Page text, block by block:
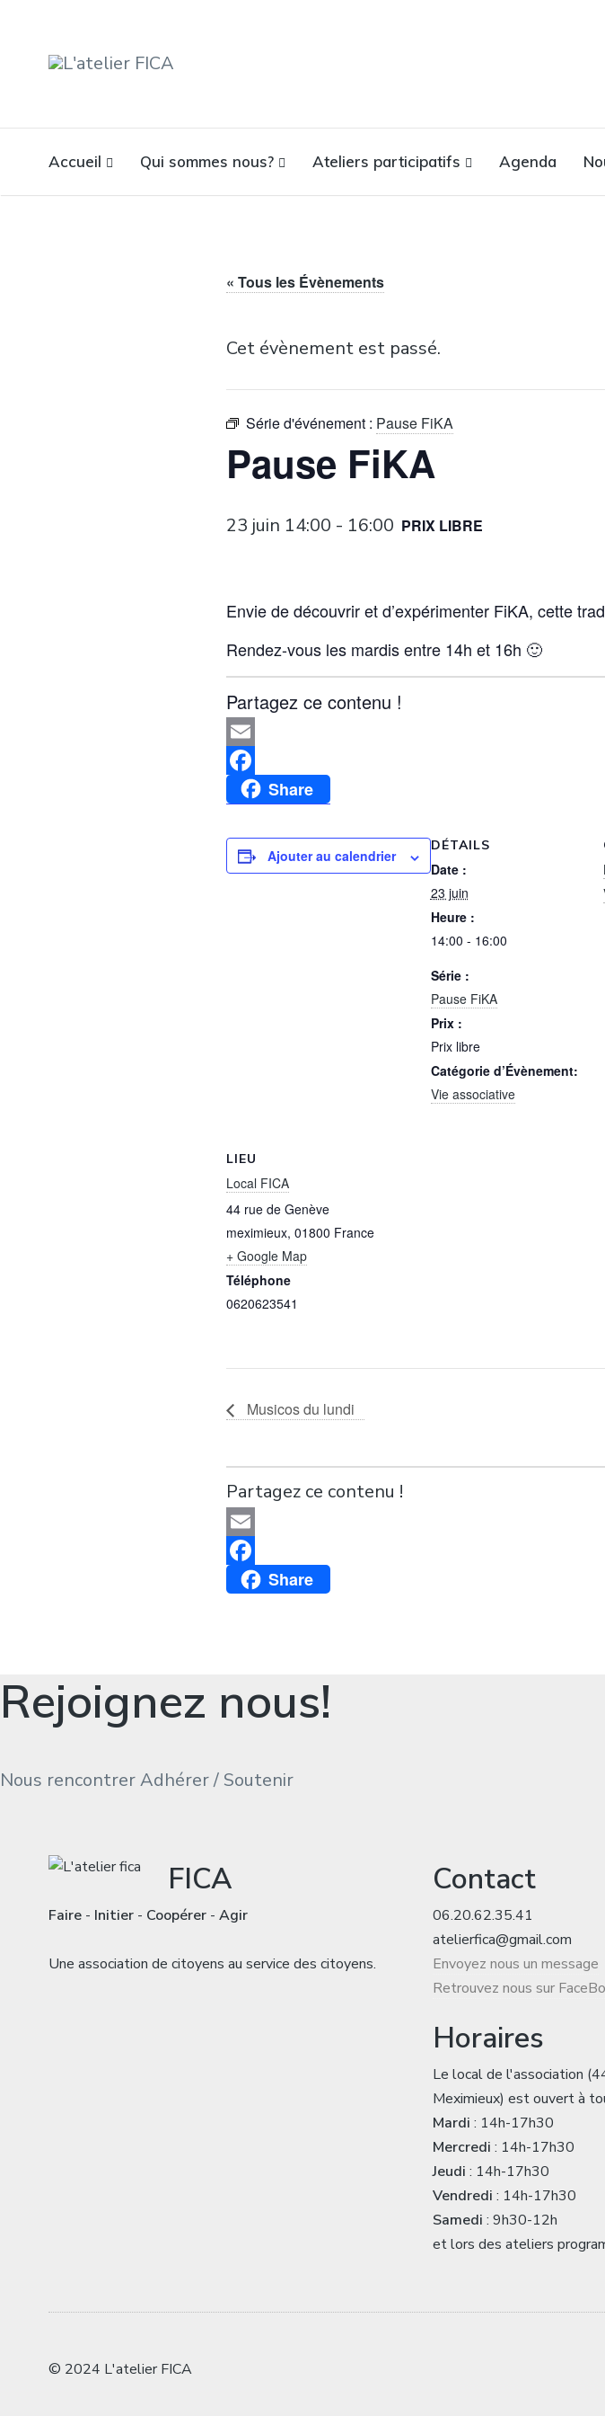
Actions conviviales écologiques et solidaires sur le territoire
Accueil Qui sommes nous? Ateliers participatifs Agenda
« Tous les Évènements
Cet évènement est passé.
Série d'événement : Pause FiKA
Pause FiKA
23 juin 14:00 - 16:00 PRIX LIBRE
Envie de découvrir et d’expérimenter FiKA, cette
Rendez-vous les mardis entre 14h et 16h 🙂
Partagez ce contenu !
Email
Facebook
Share
Ajouter au calendrier
DÉTAILS
Date :
23 juin
Heure :
14:00 - 16:00
Série :
Pause FiKA
Prix :
Prix libre
Catégorie d’Évènement:
Vie associative
LIEU
Local FICA
44 rue de Genève
meximieux, 01800 France
+ Google Map
Téléphone
0620623541
Musicos du lundi
Partagez ce contenu !
Email
Facebook
Share
Rejoignez nous!
Nous rencontrerAdhérer / Soutenir
FICA
Faire- Initier- Coopérer- Agir
Une association de citoyens au service des citoyens.
Contact
06.20.62.35.41
atelierfica@gmail.com
Envoyez nous un message
Retrouvez nous sur
Horaires
Le local de l'association
Meximieux) est ouvert à
Mardi : 14h-17h30
Mercredi : 14h-17h30
Jeudi : 14h-17h30
Vendredi : 14h-17h30
Samedi : 9h30-12h
et lors des ateliers
© 2024 L'atelier FICA